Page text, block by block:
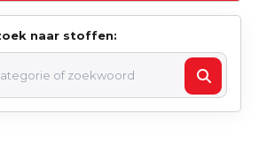
naar stoffen: